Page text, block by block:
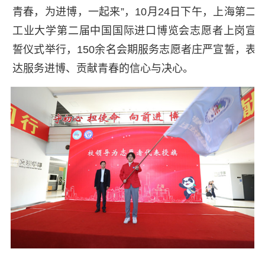
青春，为进博，一起来”，10月24日下午，上海第二
工业大学第二届中国国际进口博览会志愿者上岗宣
誓仪式举行，150余名会期服务志愿者庄严宣誓，表
达服务进博、贡献青春的信心与决心。